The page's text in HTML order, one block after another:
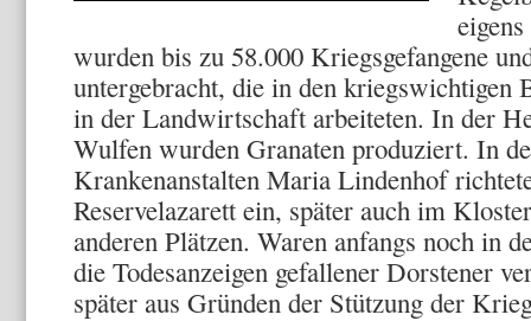
wurden bis zu 58.000 Kriegsgefangene
untergebracht, die in den kriegswichtigen
in der Landwirtschaft arbeiteten. In der
Wulfen wurden Granaten produziert. In
Krankenanstalten Maria Lindenhof
Reservelazarett ein, später auch im
anderen Plätzen. Waren anfangs noch in
die Todesanzeigen gefallener Dorstener
später aus Gründen der Stützung der